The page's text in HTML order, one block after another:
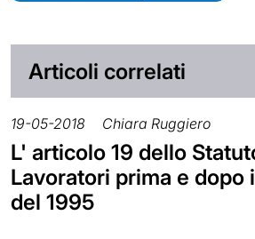
Articoli correlati
19-05-2018 Chiara Ruggiero
L' articolo 19 dello
Lavoratori prima e dopo
del 1995